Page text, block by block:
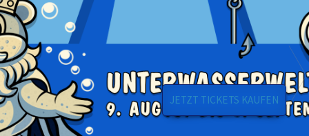
JETZT TICKETS KAUFEN